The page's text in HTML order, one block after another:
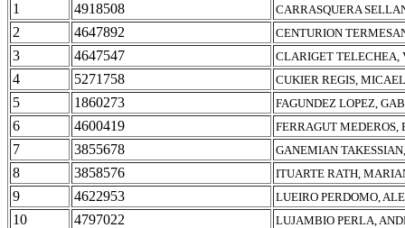
1
4918508 CARRASQUERA
2 4647892 CENTURION
3 4647547 CLARIGET TELECHEA,
4 5271758 CUKIER REGIS,
5 1860273 FAGUNDEZ LOPEZ,
6 4600419 FERRAGUT MEDEROS,
7 3855678 GANEMIAN
8 3858576 ITUARTE RATH,
9 4622953 LUEIRO PERDOMO,
10 4797022 LUJAMBIO PERLA,